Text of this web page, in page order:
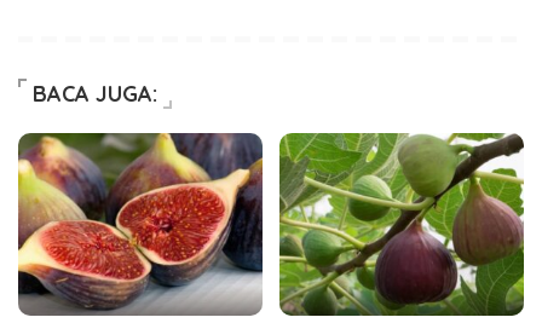
BACA JUGA: